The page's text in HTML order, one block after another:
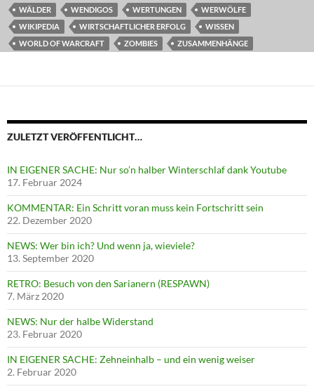
WÄLDER WENDIGOS WERTUNGEN
WERWÖLFE
WIKIPEDIA
WIRTSCHAFTLICHER ERFOLG
WISSEN
WORLD OF WARCRAFT
ZOMBIES ZUSAMMENHÄNGE
ZULETZT VERÖFFENTLICHT…
IN EIGENER SACHE: Nur so’n halber Winterschlaf dank Youtube
17. Februar 2024
KOMMENTAR: Ein Schritt voran muss kein Fortschritt sein
22. Dezember 2020
NEWS: Wer bin ich? Und wenn ja, wieviele?
13. September 2020
RETRO: Besuch von den Sarianern (RESPAWN)
7. März 2020
NEWS: Nur der halbe Widerstand
23. Februar 2020
IN EIGENER SACHE: Zehneinhalb – und ein wenig weiser
2. Februar 2020